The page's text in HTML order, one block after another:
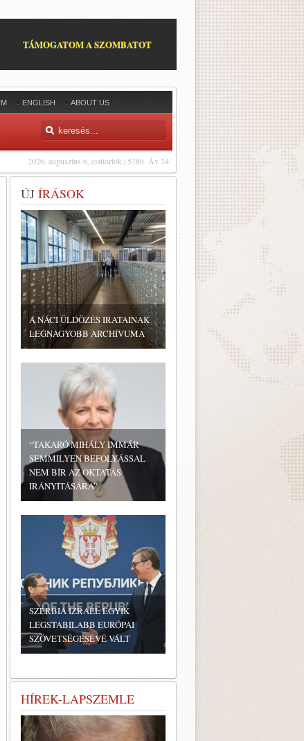
TÁMOGATOM A SZOMBATOT
ENGLISH ABOUT US
2026. augusztus 6, csütörtök | 5786. Áv 24
ÚJ ÍRÁSOK
A NÁCI ÜLDÖZÉS IRATAINAK
LEGNAGYOBB ARCHÍVUMA
“TAKARÓ MIHÁLY IMMÁR
SEMMILYEN BEFOLYÁSSAL
NEM BÍR AZ OKTATÁS
IRÁNYÍTÁSÁRA”
SZERBIA IZRAEL EGYIK
LEGSTABILABB EURÓPAI
SZÖVETSÉGESÉVÉ VÁLT
HÍREK-LAPSZEMLE